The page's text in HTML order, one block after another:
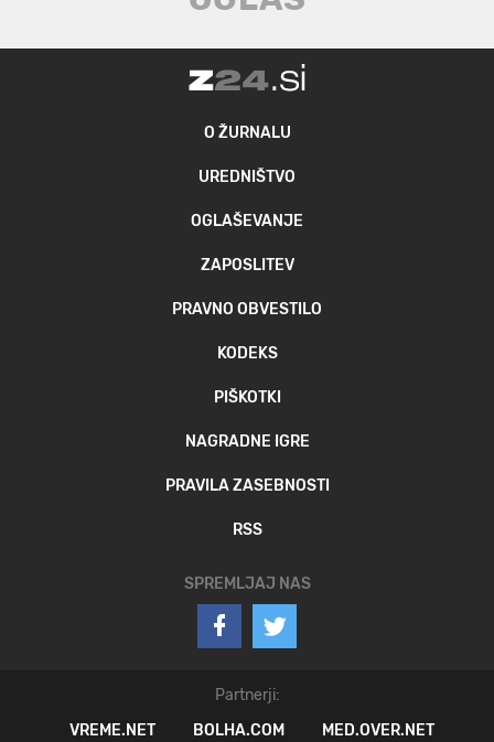
O ŽURNALU
UREDNIŠTVO
OGLAŠEVANJE
ZAPOSLITEV
PRAVNO OBVESTILO
KODEKS
PIŠKOTKI
NAGRADNE IGRE
PRAVILA ZASEBNOSTI
RSS
SPREMLJAJ NAS
Partnerji:
VREME.NET
BOLHA.COM MED.OVER.NET